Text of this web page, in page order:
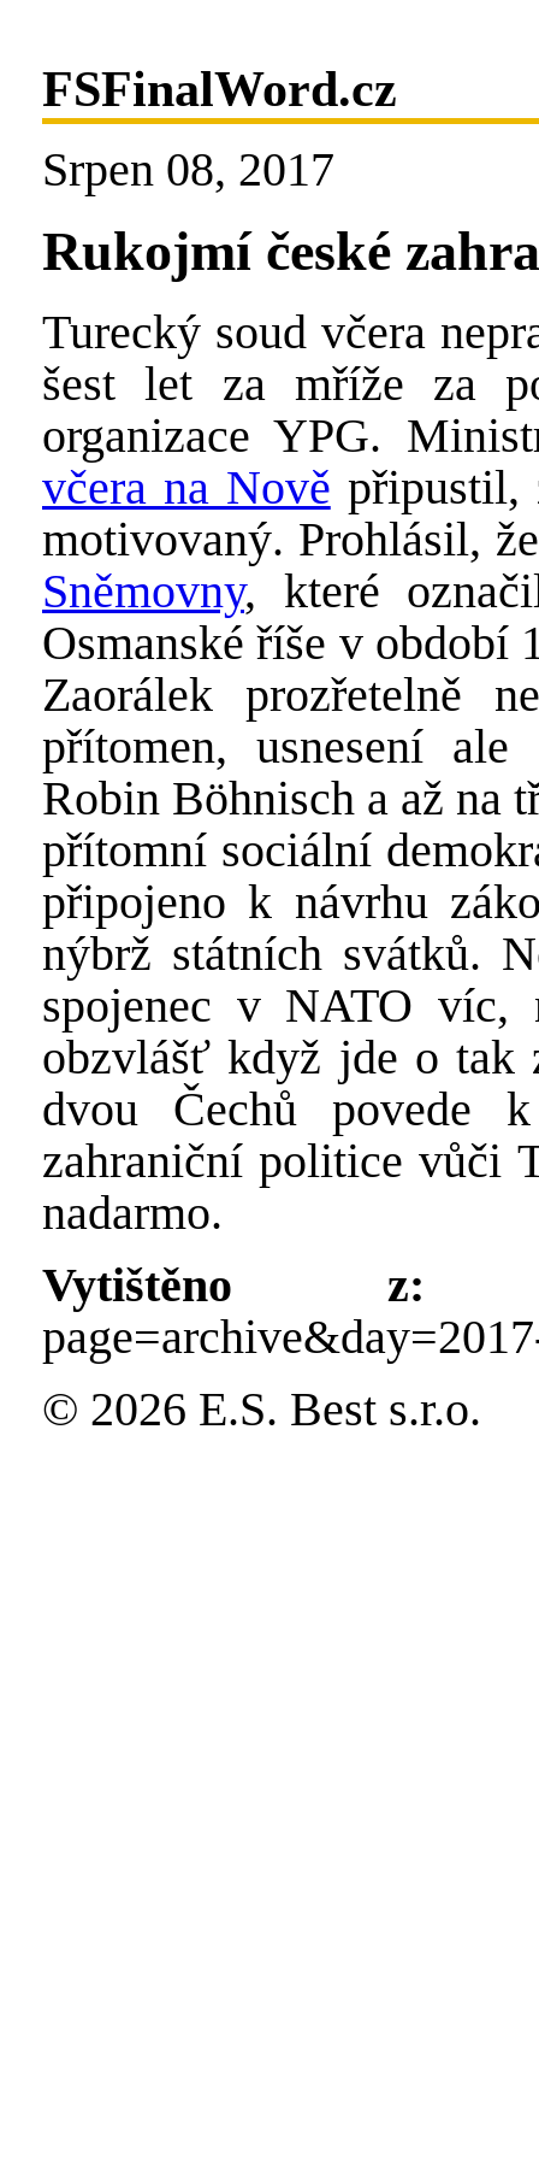
FSFinalWord.cz
Srpen 08, 2017
Rukojmí české
Turecký soud včera
šest let za mříže za
organizace YPG.
včera na Nově připustil,
motivovaný. Prohlásil,
Sněmovny, které
Osmanské říše v období
Zaorálek prozřetelně
přítomen, usnesení
Robin Böhnisch a až na
přítomní sociální
připojeno k návrhu
nýbrž státních svátků.
spojenec v NATO víc,
obzvlášť když jde o tak
dvou Čechů povede
zahraniční politice vůči
nadarmo.
Vytištěno z:
© 2026 E.S. Best s.r.o.